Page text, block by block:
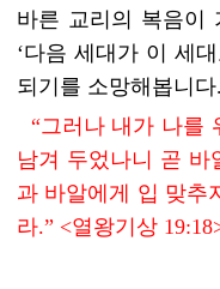
바른 교리의 복음이
‘다음 세대가 이 세
되기를 소망해봅니다.
“그러나 내가 나를
남겨 두었나니 곧 바
과 바알에게 입 맞추
라.” <열왕기상